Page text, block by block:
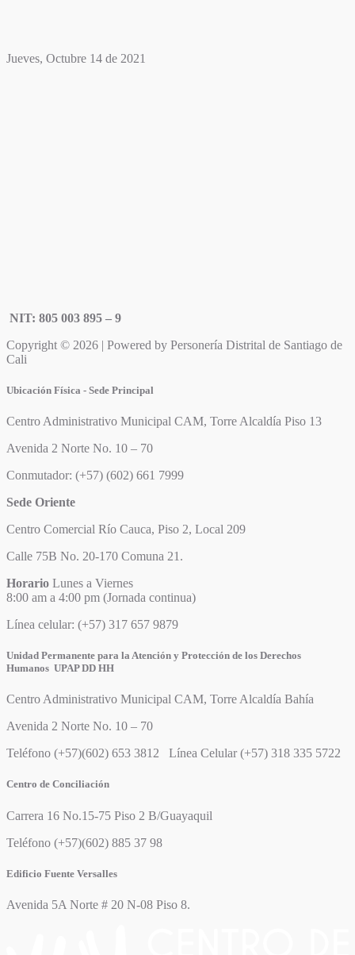
Jueves, Octubre 14 de 2021
NIT: 805 003 895 – 9
Copyright © 2026 | Powered by Personería Distrital de Santiago de
Cali
Ubicación Física - Sede Principal
Centro Administrativo Municipal CAM, Torre Alcaldía Piso 13
Avenida 2 Norte No. 10 – 70
Conmutador: (+57) (602) 661 7999
Sede Oriente
Centro Comercial Río Cauca, Piso 2, Local 209
Calle 75B No. 20-170 Comuna 21.
Horario Lunes a Viernes
8:00 am a 4:00 pm (Jornada continua)
Línea celular: (+57) 317 657 9879
Unidad Permanente para la Atención y Protección de los Derechos
Humanos UPAP DD HH
Centro Administrativo Municipal CAM, Torre Alcaldía Bahía
Avenida 2 Norte No. 10 – 70
Teléfono (+57)(602) 653 3812 Línea Celular (+57) 318 335 5722
Centro de Conciliación
Carrera 16 No.15-75 Piso 2 B/Guayaquil
Teléfono (+57)(602) 885 37 98
Edificio Fuente Versalles
Avenida 5A Norte # 20 N-08 Piso 8.